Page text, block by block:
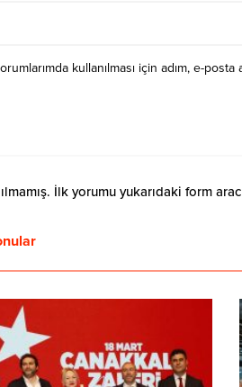
kullanılması için adım, e-
İlk yorumu yukarıdaki form